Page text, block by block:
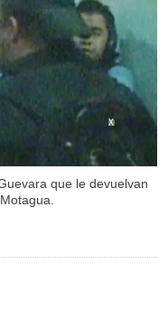
que le devuelvan
X